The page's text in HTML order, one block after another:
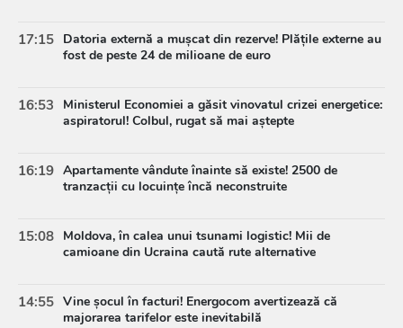
17:15 Datoria externă a mușcat din rezerve! Plățile externe au
fost de peste 24 de milioane de euro
16:53
Ministerul Economiei a găsit vinovatul crizei energetice:
aspiratorul! Colbul, rugat să mai aștepte
16:19 Apartamente vândute înainte să existe! 2500 de
tranzacții cu locuințe încă neconstruite
15:08 Moldova, în calea unui tsunami logistic! Mii de
camioane din Ucraina caută rute alternative
14:55 Vine șocul în facturi! Energocom avertizează că
majorarea tarifelor este inevitabilă